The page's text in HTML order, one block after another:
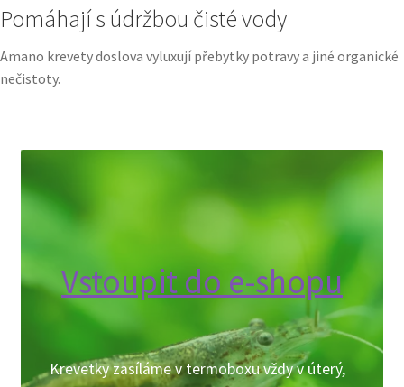
Pomáhají s údržbou čisté vody
Amano krevety doslova vyluxují přebytky potravy a jiné organické
nečistoty.
Vstoupit do e-shopu
Krevetky zasíláme v termoboxu vždy v úterý,